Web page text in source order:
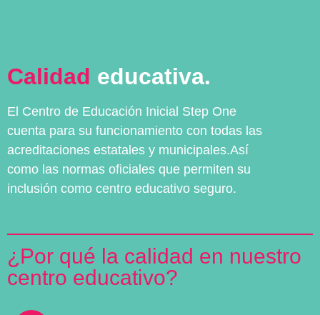
Calidad educativa.
El Centro de Educación Inicial Step One
cuenta para su funcionamiento con todas las
acreditaciones estatales y municipales.Así
como las normas oficiales que permiten su
inclusión como centro educativo seguro.
¿Por qué la calidad en nuestro
centro educativo?